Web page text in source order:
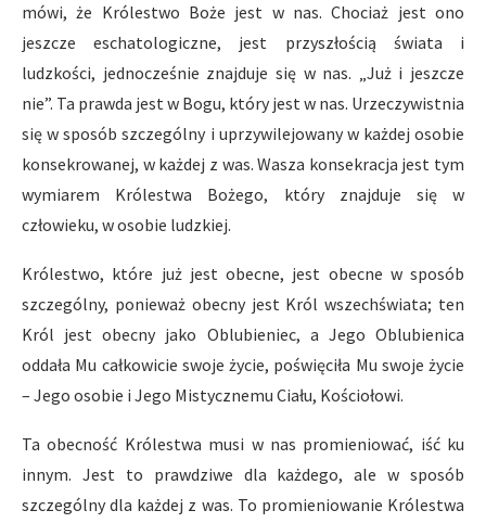
mówi, że Królestwo Boże jest w nas. Chociaż jest ono
jeszcze eschatologiczne, jest przyszłością świata i
ludzkości, jednocześnie znajduje się w nas. „Już i jeszcze
nie”. Ta prawda jest w Bogu, który jest w nas. Urzeczywistnia
się w sposób szczególny i uprzywilejowany w każdej osobie
konsekrowanej, w każdej z was. Wasza konsekracja jest tym
wymiarem Królestwa Bożego, który znajduje się w
człowieku, w osobie ludzkiej.
Królestwo, które już jest obecne, jest obecne w sposób
szczególny, ponieważ obecny jest Król wszechświata; ten
Król jest obecny jako Oblubieniec, a Jego Oblubienica
oddała Mu całkowicie swoje życie, poświęciła Mu swoje życie
– Jego osobie i Jego Mistycznemu Ciału, Kościołowi.
Ta obecność Królestwa musi w nas promieniować, iść ku
innym. Jest to prawdziwe dla każdego, ale w sposób
szczególny dla każdej z was. To promieniowanie Królestwa